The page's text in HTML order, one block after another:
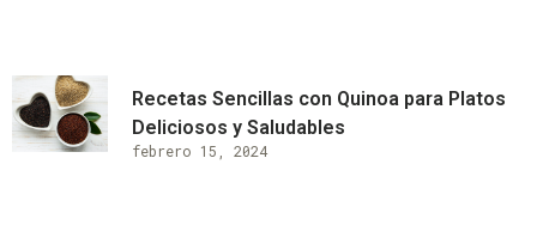
Recetas Sencillas con Quinoa para Platos
Deliciosos y Saludables
febrero 15, 2024